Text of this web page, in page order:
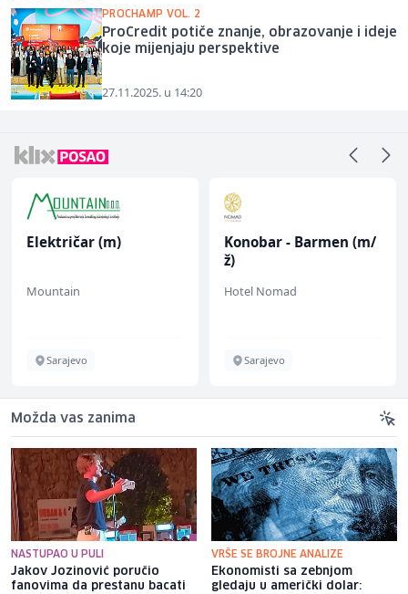
PROCHAMP VOL. 2
ProCredit potiče znanje, obrazovanje i ideje
koje mijenjaju perspektive
27.11.2025. u 14:20
Električar (m)
Mountain
Sarajevo
Konobar - Barmen (m/
ž)
Hotel Nomad
Sarajevo
Možda vas zanima
NASTUPAO U PULI
Jakov Jozinović poručio
fanovima da prestanu bacati
VRŠE SE BROJNE ANALIZE
Ekonomisti sa zebnjom
gledaju u američki dolar: